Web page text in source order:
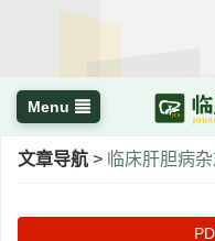
Menu
文章导航 > 临床肝胆病